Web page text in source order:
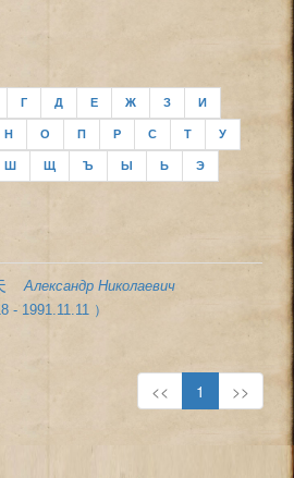
Г Д Е Ж З И
Н О П Р С Т У
Ш Щ Ъ Ы Ь Э
夫Александр Николаевич
- 1991.11.11 ）
<< 1 >>